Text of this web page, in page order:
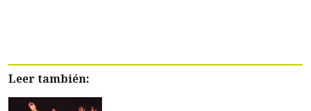
Leer también: